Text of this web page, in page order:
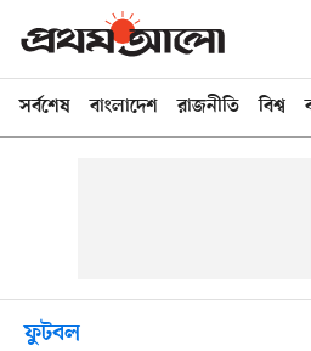
সর্বশেষ বাংলাদেশ রাজনীতি বিশ্ব
ফুটবল